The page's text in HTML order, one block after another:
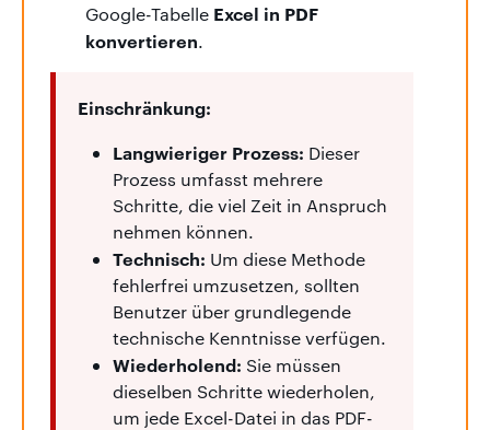
Google-Tabelle Excel in PDF
konvertieren.
Einschränkung:
Langwieriger Prozess: Dieser
Prozess umfasst mehrere
Schritte, die viel Zeit in Anspruch
nehmen können.
Technisch: Um diese Methode
fehlerfrei umzusetzen, sollten
Benutzer über grundlegende
technische Kenntnisse verfügen.
Wiederholend: Sie müssen
dieselben Schritte wiederholen,
um jede Excel-Datei in das PDF-